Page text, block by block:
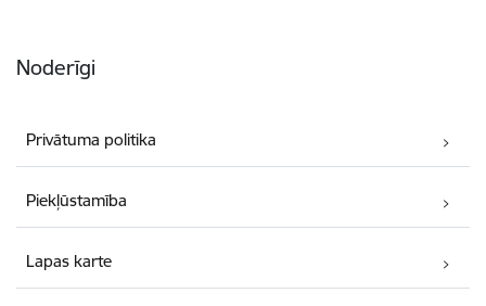
Noderīgi
Privātuma politika
Piekļūstamība
Lapas karte